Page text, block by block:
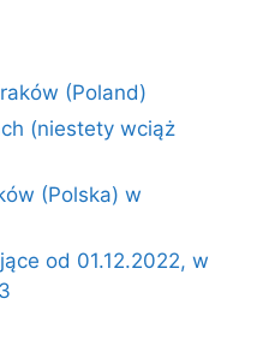
(Poland)
(niestety wciąż
(Polska) w
od 01.12.2022, w